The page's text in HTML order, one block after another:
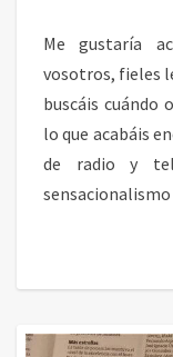
Me gustaría
vosotros, fieles
buscáis cuándo
lo que acabáis
de radio y